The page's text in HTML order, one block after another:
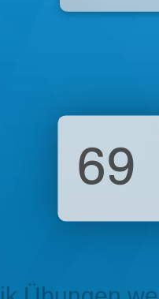
69